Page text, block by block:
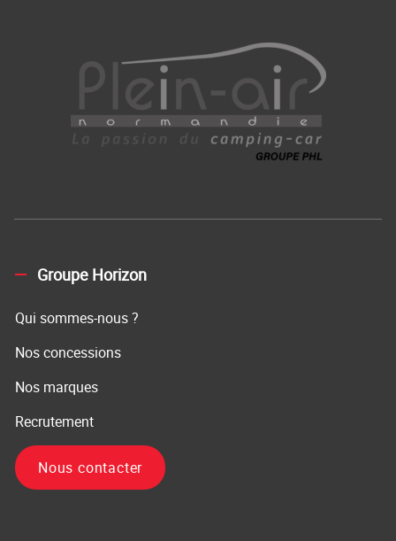
Groupe Horizon
Qui sommes-nous ?
Nos concessions
Nos marques
Recrutement
Nous contacter